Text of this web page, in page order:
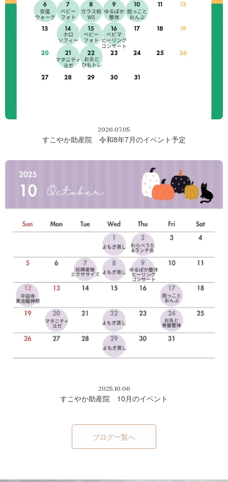
2026.07.05
すこやか助産院 令和8年7月のイベント予定
2025.10.06
すこやか助産院 10月のイベント
ブログ一覧へ